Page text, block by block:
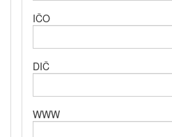
IČO
DIČ
WWW